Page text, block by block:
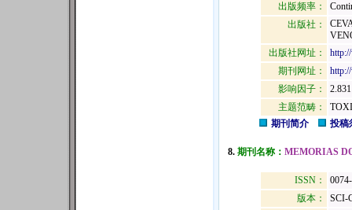
出版频率：
出版社：
出版社网址：
期刊网址：
影响因子：
2.831
主题范畴：
期刊简介
投稿
8. 期刊名称： MEMORIAS
ISSN：
版本：
SCI-